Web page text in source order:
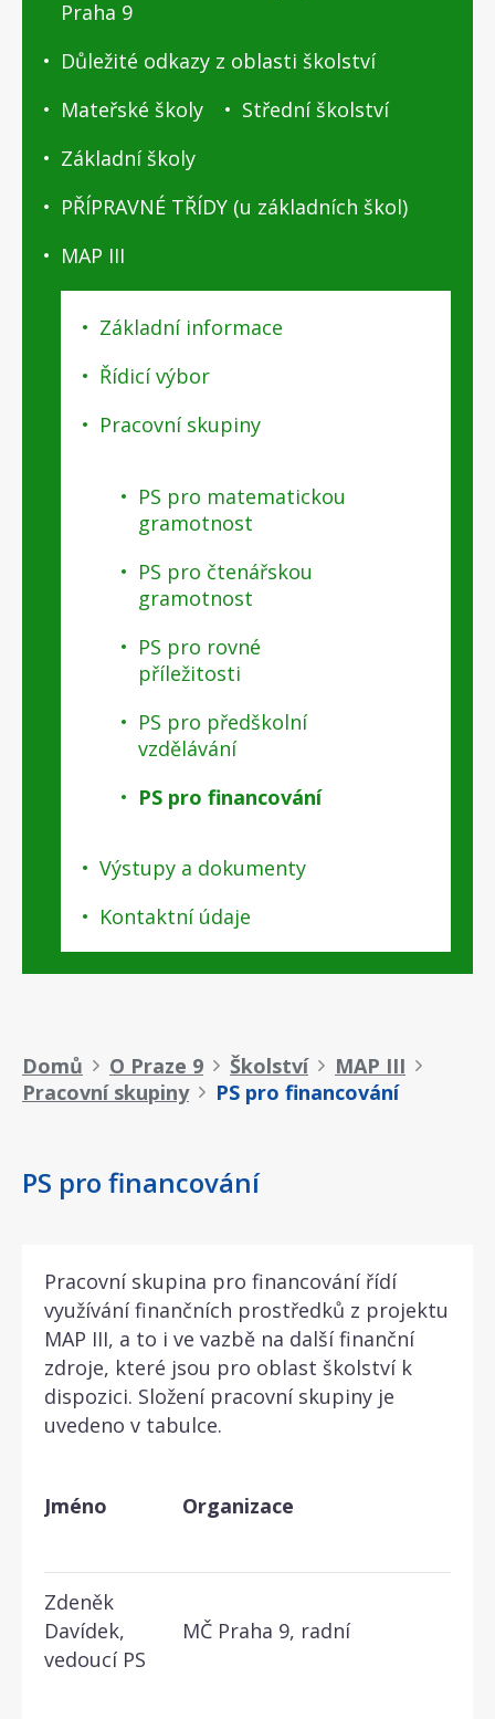
Praha 9
Důležité odkazy z oblasti školství
Mateřské školy
Střední školství
Základní školy
PŘÍPRAVNÉ TŘÍDY (u základních škol)
MAP III
Základní informace
Řídicí výbor
Pracovní skupiny
PS pro matematickou
gramotnost
PS pro čtenářskou
gramotnost
PS pro rovné
příležitosti
PS pro předškolní
vzdělávání
PS pro financování
Výstupy a dokumenty
Kontaktní údaje
Drobečková
navigace
Domů O Praze 9 Školství
MAP III
Pracovní skupiny
PS pro financování
PS pro financování
Pracovní skupina pro financování řídí
využívání finančních prostředků z projektu
MAP III, a to i ve vazbě na další finanční
zdroje, které jsou pro oblast školství k
dispozici. Složení pracovní skupiny je
uvedeno v tabulce.
Jméno Organizace
Zdeněk
Davídek,
vedoucí PS
MČ Praha 9, radní